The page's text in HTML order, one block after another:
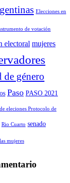
Elecciones en
de votación
electoral mujeres
de género
Paso PASO 2021
eleciones Protocolo de
Rio Cuarto senado
mujeres